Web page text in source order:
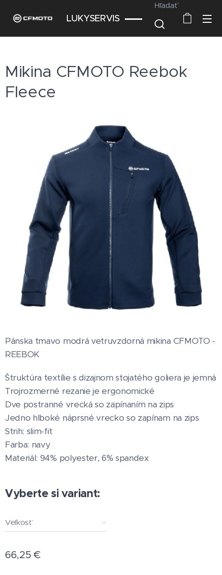
LUKYSERVIS
Hľadať
Mikina CFMOTO Reebok
Fleece
Pánska tmavo modrá vetruvzdorná mikina CFMOTO -
REEBOK
Štruktúra textílie s dizajnom stojatého goliera je jemná
Trojrozmerné rezanie je ergonomické
Dve postranné vrecká so zapínaním na zips
Jedno hlboké náprsné vrecko so zapínam na zips
Strih: slim-fit
Farba: navy
Materiál: 94% polyester, 6% spandex
Vyberte si variant:
Veľkosť
66,25 €